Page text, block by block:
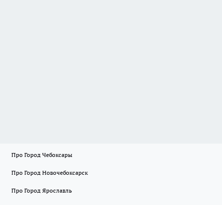
Про Город Чебоксары
Про Город Новочебоксарск
Про Город Ярославль